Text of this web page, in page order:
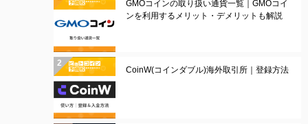
GMOコインの取り扱い通貨一覧｜GMOコイ
ンを利用するメリット・デメリットも解説
CoinW(コインダブル)海外取引所｜登録方法